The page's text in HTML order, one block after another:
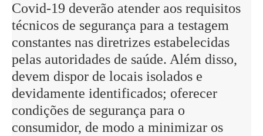
Covid-19 deverão atender aos requisitos
técnicos de segurança para a testagem
constantes nas diretrizes estabelecidas
pelas autoridades de saúde. Além disso,
devem dispor de locais isolados e
devidamente identificados; oferecer
condições de segurança para o
consumidor, de modo a minimizar os